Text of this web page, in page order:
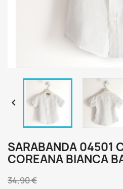

SARABANDA 04501
COREANA BIANCA
34,90 €